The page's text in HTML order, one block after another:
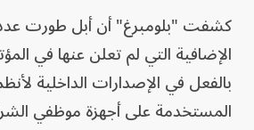
كشفت "بلومبرغ" أن أبل طورت
الإضافية التي لم تعلن عنها في
بالفعل في الإصدارات الداخلية
المستخدمة على أجهزة موظفي